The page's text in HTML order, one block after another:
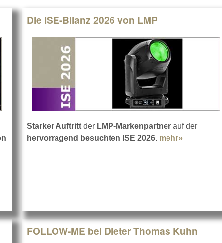
Die ISE-Bilanz 2026 von LMP
Starker Auftritt der LMP-Markenpartner auf der
hervorragend besuchten ISE 2026. mehr»
FOLLOW-ME bei Dieter Thomas Kuhn